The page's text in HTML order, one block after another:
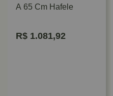
A 65 Cm Hafele
R$ 1.081,92